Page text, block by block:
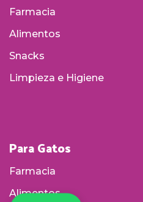
Farmacia
Alimentos
Snacks
Limpieza e Higiene
Para Gatos
Farmacia
Alimentos